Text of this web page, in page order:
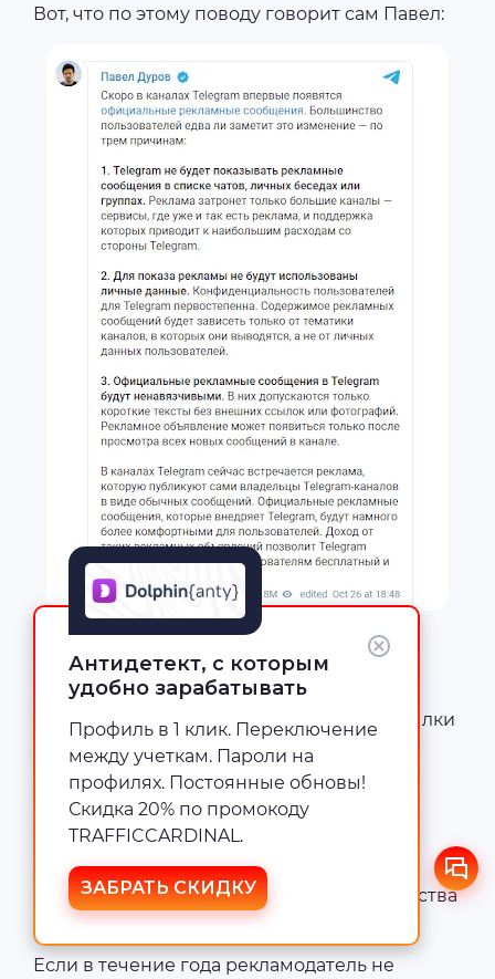
Вот, что по этому поводу говорит сам Павел:
На деле, требования неоднократно
игнорировались, и никакой строгой
модерацией «не пахло». Как итог —
многочисленные нарушения правил, ссылки
и больше 160 символов в объявлениях.
Рассчитана платформа на крупных
рекламодателей. Для начала работы
необходимо пополнить счет на 2 000 000
евро — половина будет использована по
назначению, а вторая заморожена в качества
депозита.
Если в течение года рекламодатель не
Антидетект, с которым
удобно зарабатывать
Профиль в 1 клик. Переключение
между учеткам. Пароли на
профилях. Постоянные обновы!
Скидка 20% по промокоду
TRAFFICCARDINAL.
ЗАБРАТЬ СКИДКУ